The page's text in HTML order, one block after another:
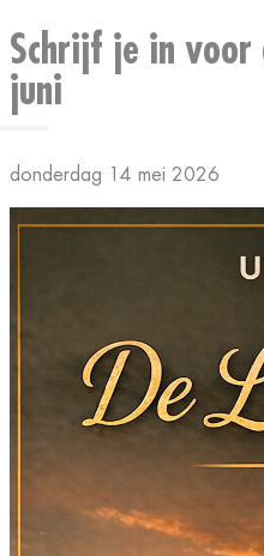
Schrijf je in voor
juni
donderdag 14 mei 2026